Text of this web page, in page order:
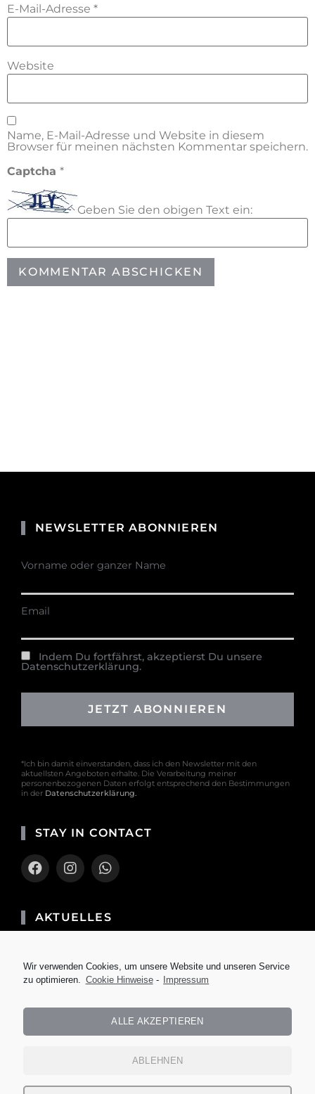
E-Mail-Adresse *
Website
Name, E-Mail-Adresse und Website in diesem
Browser für meinen nächsten Kommentar speichern.
Captcha *
Geben Sie den obigen Text ein:
AKTUELLES
Vergleich
Die neuesten Computertricks und Zubehör
Die besten Tipps für atemberaubende
Luftaufnahmen mit deiner Drohne
STAY IN CONTACT
NEWSLETTER ABONNIEREN
Vorname oder ganzer Name
Email
Indem Du fortfährst, akzeptierst Du unsere
Datenschutzerklärung.
*Ich bin damit einverstanden, dass ich den Newsletter mit den
aktuellsten Angeboten erhalte. Die Verarbeitung meiner
personenbezogenen Daten erfolgt entsprechend den Bestimmungen
in der Datenschutzerklärung
Wir verwenden Cookies, um unsere Website und unseren Service
zu optimieren. Cookie Hinweise- Impressum
ALLE AKZEPTIEREN
ABLEHNEN